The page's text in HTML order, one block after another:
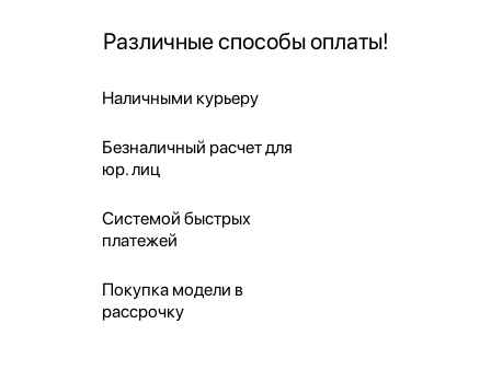
Различные способы оплаты!
Наличными курьеру
Безналичный расчет для
юр. лиц
Системой быстрых
платежей
Покупка модели в
рассрочку